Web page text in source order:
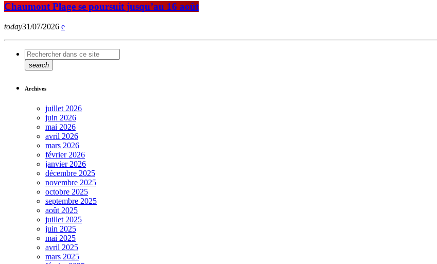
Chaumont Plage se poursuit jusqu’au 16 août
today31/07/2026
search
Archives
juillet 2026
juin 2026
mai 2026
avril 2026
mars 2026
février 2026
janvier 2026
décembre 2025
novembre 2025
octobre 2025
septembre 2025
août 2025
juillet 2025
juin 2025
mai 2025
avril 2025
mars 2025